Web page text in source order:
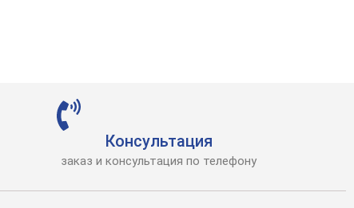
Консультация
заказ и консультация по телефону